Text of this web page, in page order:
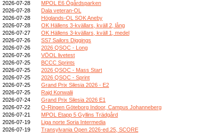
2026-07-28
MPOL E6 Ögårdsparken
2026-07-28
Dala veteran-OL
2026-07-28
Höglands-OL SOK Aneby
2026-07-28
OK Hällens 3-kvällars, kväll 2, lång
2026-07-27
OK Hällens 3-kvällars, kväll 1, medel
2026-07-26
SS7 Sailors Diggings
2026-07-26
2026 QSOC - Long
2026-07-26
VÖOL livetest
2026-07-25
BCCC Sprints
2026-07-25
2026 QSOC - Mass Start
2026-07-25
2026 QSOC - Sprint
2026-07-25
Grand Prix Silesia 2026 - E2
2026-07-25
Rajd Konwalii
2026-07-24
Grand Prix Silesia 2026 E1
2026-07-22
O-Ringen Göteborg Indoor, Campus Johanneberg
2026-07-21
MPOL Etapp 5 Gyllins Trädgård
2026-07-19
Liga norte Soria Intermedia
2026-07-19
Transylvania Open 2026-ed.25, SCORE